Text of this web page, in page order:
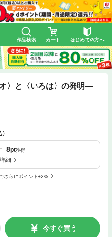
作品検索 カート はじめての方へ
〉と〈いろは〉の発明—
)
8pt獲得
細
さらにポイント+2%
今すぐ買う